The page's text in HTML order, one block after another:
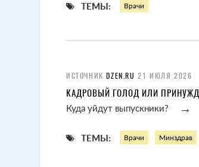
ТЕМЫ: Врачи
ИСТОЧНИКDZEN.RU 21 ИЮЛЯ 2026
КАДРОВЫЙ ГОЛОД ИЛИ
Куда уйдут выпускники? →
ТЕМЫ: Врачи Минздрав